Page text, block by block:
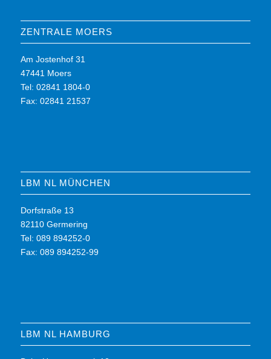
ZENTRALE MOERS
Am Jostenhof 31
47441 Moers
Tel: 02841 1804-0
Fax: 02841 21537
LBM NL MÜNCHEN
Dorfstraße 13
82110 Germering
Tel: 089 894252-0
Fax: 089 894252-99
LBM NL HAMBURG